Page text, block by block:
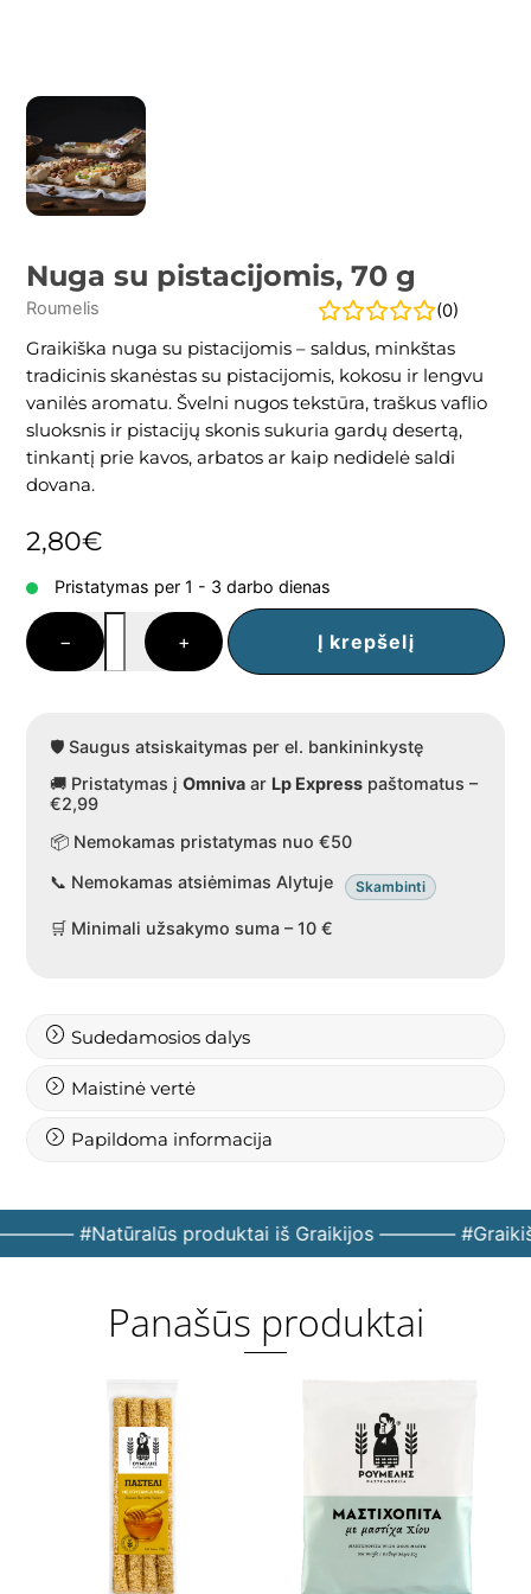
Nuga su pistacijomis, 70 g
Roumelis (0)
Graikiška nuga su pistacijomis – saldus, minkštas
tradicinis skanėstas su pistacijomis, kokosu ir lengvu
vanilės aromatu. Švelni nugos tekstūra, traškus vaflio
sluoksnis ir pistacijų skonis sukuria gardų desertą,
tinkantį prie kavos, arbatos ar kaip nedidelė saldi
dovana.
2,80€
Pristatymas per 1 - 3 darbo dienas
−
produkto
kiekis:
pistacijomis,
+ Į krepšelį
🛡️ Saugus atsiskaitymas per el. bankininkystę
🚚 Pristatymas įOmniva ar Lp Express paštomatus –
€2,99
📦 Nemokamas pristatymas nuo €50
📞 Nemokamas atsiėmimas Alytuje Skambinti
🛒 Minimali užsakymo suma – 10 €
Sudedamosios dalys
Maistinė vertė
Papildoma informacija
#Natūralūs produktai iš Graikijos ————
Panašūs produktai